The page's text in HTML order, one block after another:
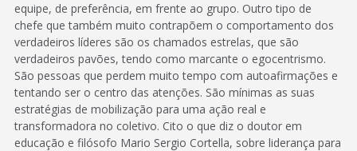
equipe, de preferência, em frente ao grupo. Outro tipo de
chefe que também muito contrapõem o comportamento dos
verdadeiros líderes são os chamados estrelas, que são
verdadeiros pavões, tendo como marcante o egocentrismo.
São pessoas que perdem muito tempo com autoafirmações e
tentando ser o centro das atenções. São mínimas as suas
estratégias de mobilização para uma ação real e
transformadora no coletivo. Cito o que diz o doutor em
educação e filósofo Mario Sergio Cortella, sobre liderança para